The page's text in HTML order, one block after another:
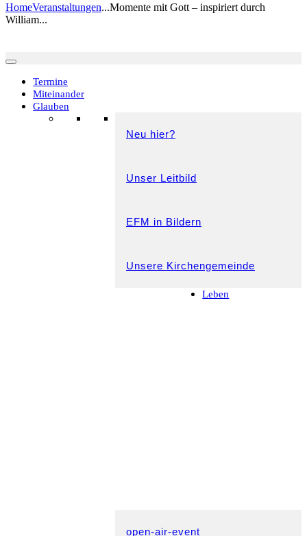
HomeVeranstaltungen...Momente mit Gott – inspiriert durch
William...
Termine
Miteinander
Glauben
Neu hier?
Unser Leitbild
EFM in Bildern
Unsere Kirchengemeinde
Leben
open-air-event